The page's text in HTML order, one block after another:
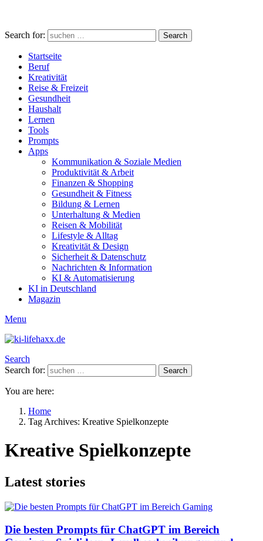
Search for: Search
Startseite
Beruf
Kreativität
Reise & Freizeit
Gesundheit
Haushalt
Lernen
Tools
Prompts
Apps
Kommunikation & Soziale Medien
Produktivität & Arbeit
Finanzen & Shopping
Gesundheit & Fitness
Bildung & Lernen
Unterhaltung & Medien
Reisen & Mobilität
Lifestyle & Alltag
Kreativität & Design
Sicherheit & Datenschutz
Nachrichten & Information
KI & Automatisierung
KI in Deutschland
Magazin
Menu
Search
Search for:
Search
You are here:
Home
Tag Archives: Kreative Spielkonzepte
Kreative Spielkonzepte
Latest stories
Die besten Prompts für ChatGPT im Bereich